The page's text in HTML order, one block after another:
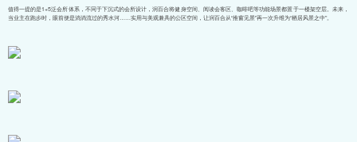
值得一提的是1+5泛会所体系，不同于下沉式的会所设计，润百合将健身空间、阅读会客区、咖啡吧等功能场景都置于一楼架空层。未来，
当业主在跑步时，眼前便是淌淌流过的秀水河……实用与美观兼具的公区空间，让润百合从“推窗见景”再一次升维为“栖居风景之中”。